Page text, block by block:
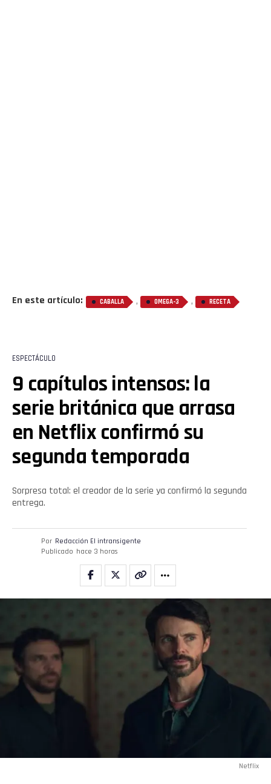
En este artículo: CABALLA , OMEGA-3 , RECETA
ESPECTÁCULO
9 capítulos intensos: la
serie británica que arrasa
en Netflix confirmó su
segunda temporada
Sorpresa total: el creador de la serie ya confirmó la segunda
entrega.
Por Redacción El intransigente
Publicado hace 3 horas
Netflix
Flipboard